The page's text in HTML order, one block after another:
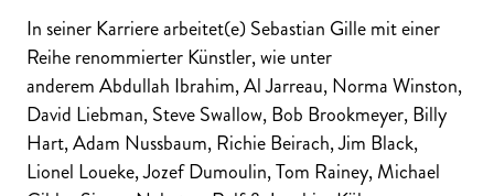
In seiner Karriere arbeitet(e) Sebastian Gille mit einer
Reihe renommierter Künstler, wie unter
anderem Abdullah Ibrahim, Al Jarreau, Norma Winston,
David Liebman, Steve Swallow, Bob Brookmeyer, Billy
Hart, Adam Nussbaum, Richie Beirach, Jim Black,
Lionel Loueke, Jozef Dumoulin, Tom Rainey, Michael